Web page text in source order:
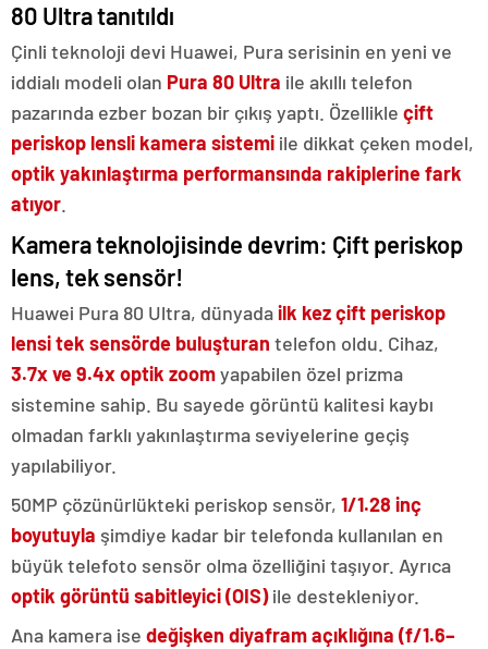
80 Ultra tanıtıldı
Çinli teknoloji devi Huawei, Pura serisinin en yeni ve
iddialı modeli olan Pura 80 Ultra ile akıllı telefon
pazarında ezber bozan bir çıkış yaptı. Özellikle çift
periskop lensli kamera sistemi ile dikkat çeken model,
optik yakınlaştırma performansında rakiplerine fark
atıyor
Kamera teknolojisinde devrim: Çift periskop
lens, tek sensör!
Huawei Pura 80 Ultra, dünyadailk kez çift periskop
lensi tek sensörde buluşturan telefon oldu. Cihaz,
3.7x ve 9.4x optik zoomyapabilen özel prizma
sistemine sahip. Bu sayede görüntü kalitesi kaybı
olmadan farklı yakınlaştırma seviyelerine geçiş
yapılabiliyor.
50MP çözünürlükteki periskop sensör, 1/1.28 inç
boyutuyla şimdiye kadar bir telefonda kullanılan en
büyük telefoto sensör olma özelliğini taşıyor. Ayrıca
optik görüntü sabitleyici (OIS)ile destekleniyor.
Ana kamera ise değişken diyafram açıklığına (f/1.6–